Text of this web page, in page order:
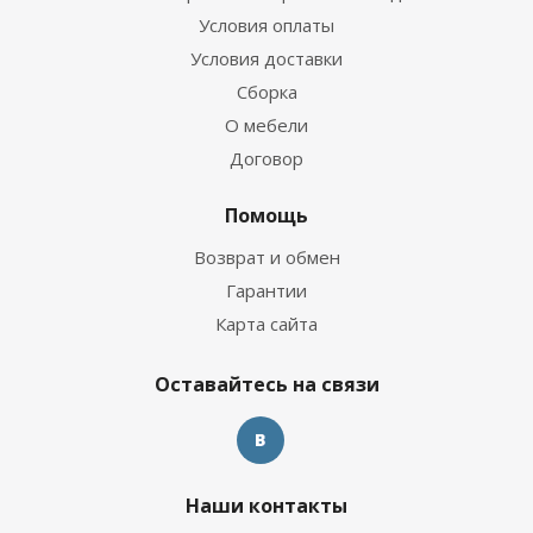
Условия оплаты
Условия доставки
Сборка
О мебели
Договор
Помощь
Возврат и обмен
Гарантии
Карта сайта
Оставайтесь на связи
Наши контакты